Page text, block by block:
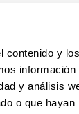
y
información
y análisis
o que